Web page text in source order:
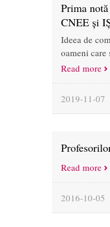
Prima
CNEE și
Ideea de
oameni
Read more
2019-11-07
Read more
2016-10-05